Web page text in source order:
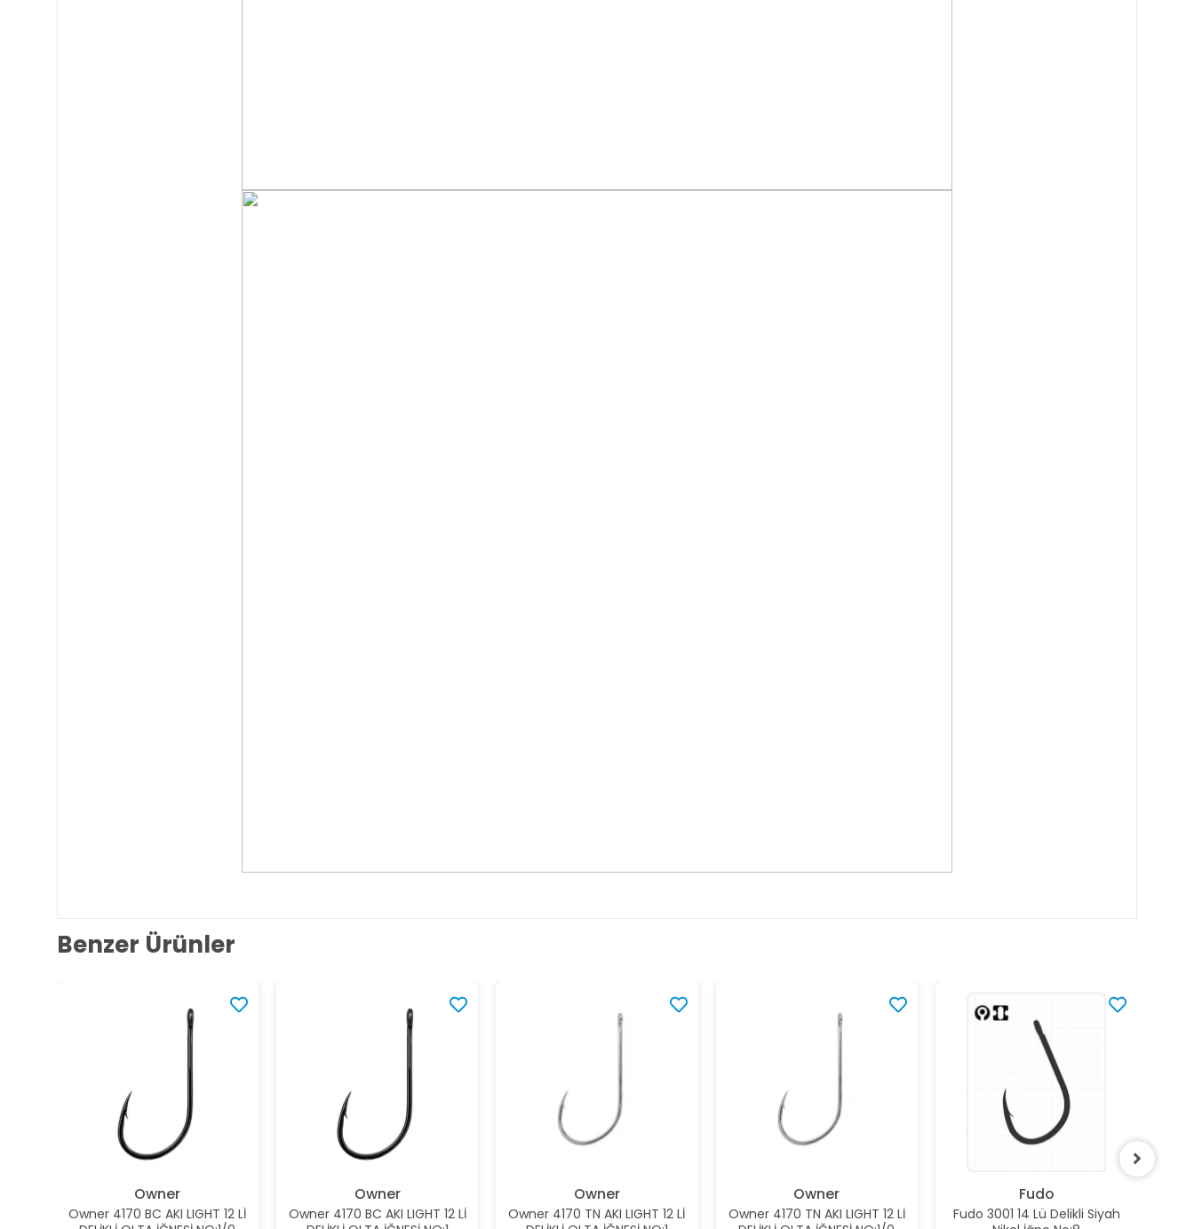
Benzer Ürünler
Owner
Owner 4170 BC AKI LIGHT 12 Lİ
Owner
Owner 4170 BC AKI LIGHT 12 Lİ
Owner
Owner 4170 TN AKI LIGHT 12 Lİ
Owner
Owner 4170 TN AKI LIGHT 12 Lİ
Fudo
Fudo 3001 14 Lü Delikli Siyah